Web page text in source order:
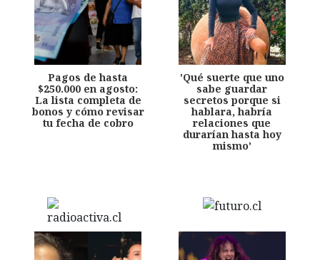
Pagos de hasta
$250.000 en agosto:
La lista completa de
bonos y cómo revisar
tu fecha de cobro
'Qué suerte que uno
sabe guardar
secretos porque si
hablara, habría
relaciones que
durarían hasta hoy
mismo'